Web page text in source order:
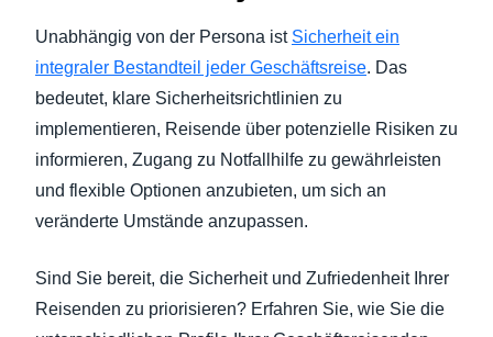
Unabhängig von der Persona ist Sicherheit ein
integraler Bestandteil jeder Geschäftsreise. Das
bedeutet, klare Sicherheitsrichtlinien zu
implementieren, Reisende über potenzielle Risiken zu
informieren, Zugang zu Notfallhilfe zu gewährleisten
und flexible Optionen anzubieten, um sich an
veränderte Umstände anzupassen.
Sind Sie bereit, die Sicherheit und Zufriedenheit Ihrer
Reisenden zu priorisieren? Erfahren Sie, wie Sie die